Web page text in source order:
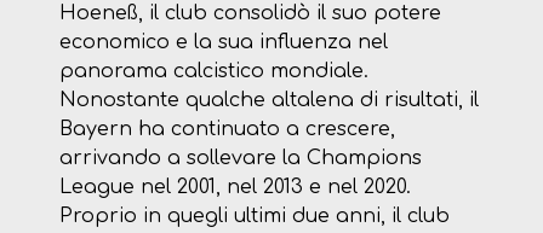
Hoeneß, il club consolidò il suo potere
economico e la sua influenza nel
panorama calcistico mondiale.
Nonostante qualche altalena di risultati, il
Bayern ha continuato a crescere,
arrivando a sollevare la Champions
League nel 2001, nel 2013 e nel 2020.
Proprio in quegli ultimi due anni, il club